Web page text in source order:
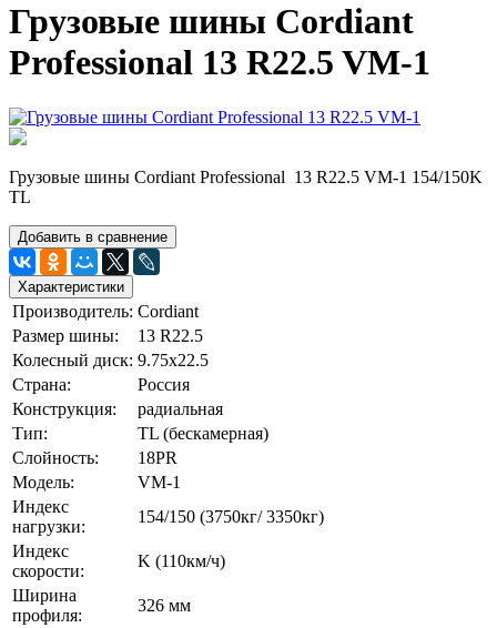
Грузовые шины Cordiant
Professional 13 R22.5 VM-1
Грузовые шины Cordiant Professional 13 R22.5 VM-1 154/150K
TL
Добавить в сравнение
Характеристики
Производитель: Cordiant
Размер шины:
13 R22.5
Колесный диск: 9.75х22.5
Страна:
Россия
Конструкция:
радиальная
Тип:
TL (бескамерная)
Слойность:
18PR
Модель:
VM-1
Индекс
нагрузки:
154/150 (3750кг/ 3350кг)
Индекс
скорости:
K (110км/ч)
Ширина
профиля:
326 мм